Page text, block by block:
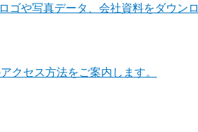
ゴや写真データ、会社資料をダウン
クセス方法をご案内します。